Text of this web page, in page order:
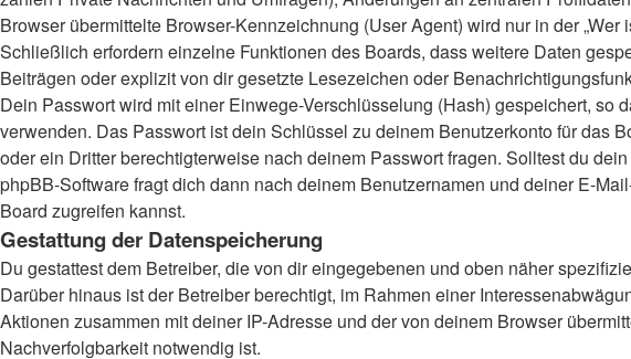
Browser übermittelte Browser-Kennzeichnung (User Agent) wird nur in der
Schließlich erfordern einzelne Funktionen des Boards, dass weitere Daten
Beiträgen oder explizit von dir gesetzte Lesezeichen oder
Dein Passwort wird mit einer Einwege-Verschlüsselung (Hash) gespeichert,
verwenden. Das Passwort ist dein Schlüssel zu deinem Benutzerkonto für das
oder ein Dritter berechtigterweise nach deinem Passwort fragen. Solltest du
phpBB-Software fragt dich dann nach deinem Benutzernamen und deiner E-
Board zugreifen kannst.
Gestattung der Datenspeicherung
Du gestattest dem Betreiber, die von dir eingegebenen und oben näher
Darüber hinaus ist der Betreiber berechtigt, im Rahmen einer
Aktionen zusammen mit deiner IP-Adresse und der von deinem Browser
Nachverfolgbarkeit notwendig ist.